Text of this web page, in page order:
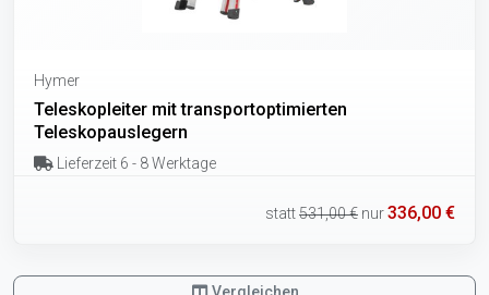
Hymer
Teleskopleiter mit transportoptimierten
Teleskopauslegern
Lieferzeit 6 - 8 Werktage
statt531,00 € nur336,00 €